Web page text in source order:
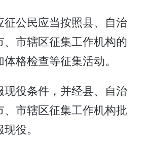
征公民应当按照县、自治
市辖区征集工作机构的
格检查等征集活动。
现役条件，并经县、自治
市辖区征集工作机构批
役。